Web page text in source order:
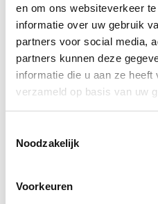
en om ons websiteverkeer
informatie over uw gebruik
partners voor social media,
partners kunnen deze
informatie die u aan ze
verzameld op basis van uw
Noodzakelijk
Voorkeuren
sampling mogelijk
van een USB-audio/
kleurstelling is zelfs nóg
gebruikersinterface
intuïtieve bediening
Kies moeiteloos het
geluid, creëer frases en
podium en perform.